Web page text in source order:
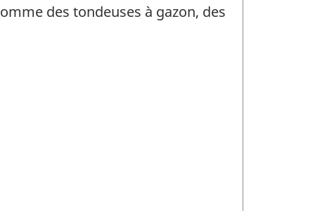
des tondeuses à gazon, des